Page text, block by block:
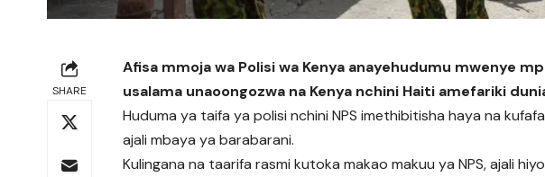
SHARE
Afisa mmoja wa Polisi wa Kenya anayehudumu mwenye
usalama unaoongozwa na Kenya nchini Haiti amefariki
Huduma ya taifa ya polisi nchini NPS imethibitisha haya na
ajali mbaya ya barabarani.
Kulingana na taarifa rasmi kutoka makao makuu ya NPS, ajali